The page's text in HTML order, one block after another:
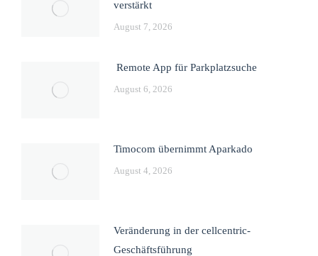
verstärkt
August 7, 2026
Remote App für Parkplatzsuche
August 6, 2026
Timocom übernimmt Aparkado
August 4, 2026
Veränderung in der cellcentric-
Geschäftsführung